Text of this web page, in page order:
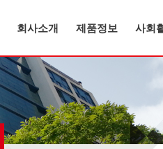
회사소개 제품정보 사회